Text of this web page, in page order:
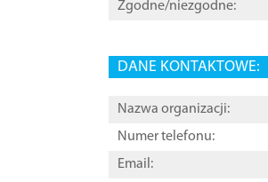
Zgodne/niezgodne:
DANE KONTAKTOWE:
Nazwa organizacji:
Numer telefonu:
Email: